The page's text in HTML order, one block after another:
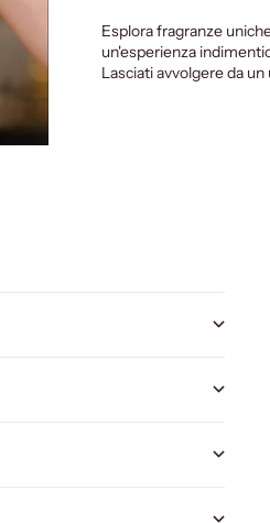
Esplora fragranze
un'esperienza
Lasciati avvolgere da